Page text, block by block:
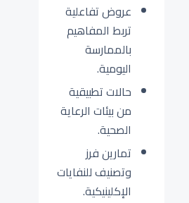
عروض تفاعلية
تربط المفاهيم
بالممارسة
اليومية.
حالات تطبيقية
من بيئات الرعاية
الصحية.
تمارين فرز
وتصنيف للنفايات
الإكلينيكية.